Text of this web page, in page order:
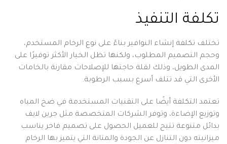
تكلفة التنفيذ
تختلف تكلفة إنشاء النوافير بناءً على نوع الرخام المستخدم،
وحجم التصميم المطلوب، ولكنها تظل الخيار الأكثر توفيرًا على
المدى الطويل، وذلك لقلة حاجتها للإصلاحات مقارنة بالخامات
الأخرى التي قد تتلف أسرع بسبب الرطوبة.
تعتمد التكلفة أيضًا على التقنيات المستخدمة في ضخ المياه
وتوزيع الإضاءة، وتوفر الشركات المتخصصة مثل جرين لايف
بدائل متنوعة تتيح للعميل الحصول على تصميم فاخر يناسب
ميزانيته دون التنازل عن الجودة والمتانة التي يتميز بها الرخام